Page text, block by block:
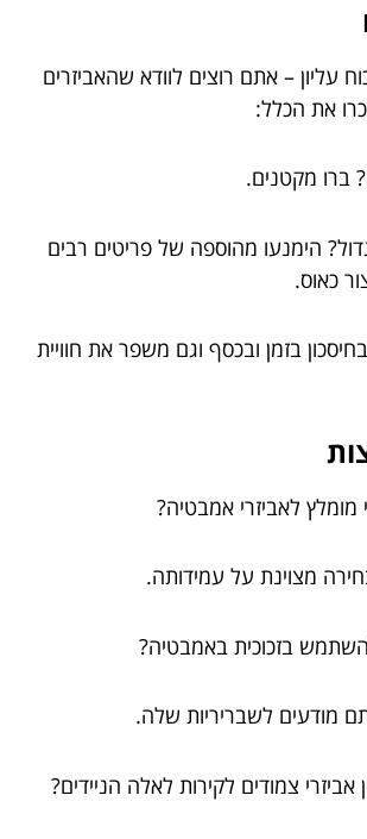
עליון – אתם רוצים לוודא שהאביזרים
את הכלל:
ברו מקטנים.
הימנעו מהוספה של פריטים רבים
כאוס.
בחיסכון בזמן ובכסף וגם משפר את חוויית
מצוינת על עמידותה.
מודעים לשבריריות שלה.